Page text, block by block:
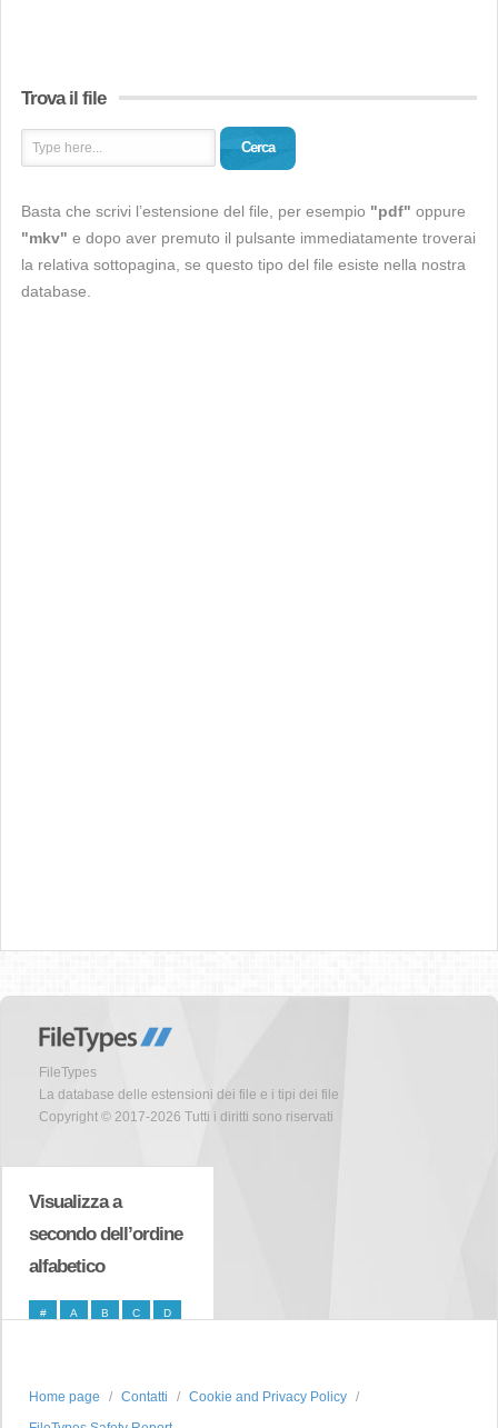
Trova il file
Cerca
Basta che scrivi l’estensione del file, per esempio "pdf" oppure
"mkv" e dopo aver premuto il pulsante immediatamente troverai
la relativa sottopagina, se questo tipo del file esiste nella nostra
database.
FileTypes
La database delle estensioni dei file e i tipi dei file
Copyright © 2017-2026 Tutti i diritti sono riservati
Visualizza a
secondo dell’ordine
alfabetico
# A B C D
O P Q R S
Home page Contatti
Cookie and Privacy Policy